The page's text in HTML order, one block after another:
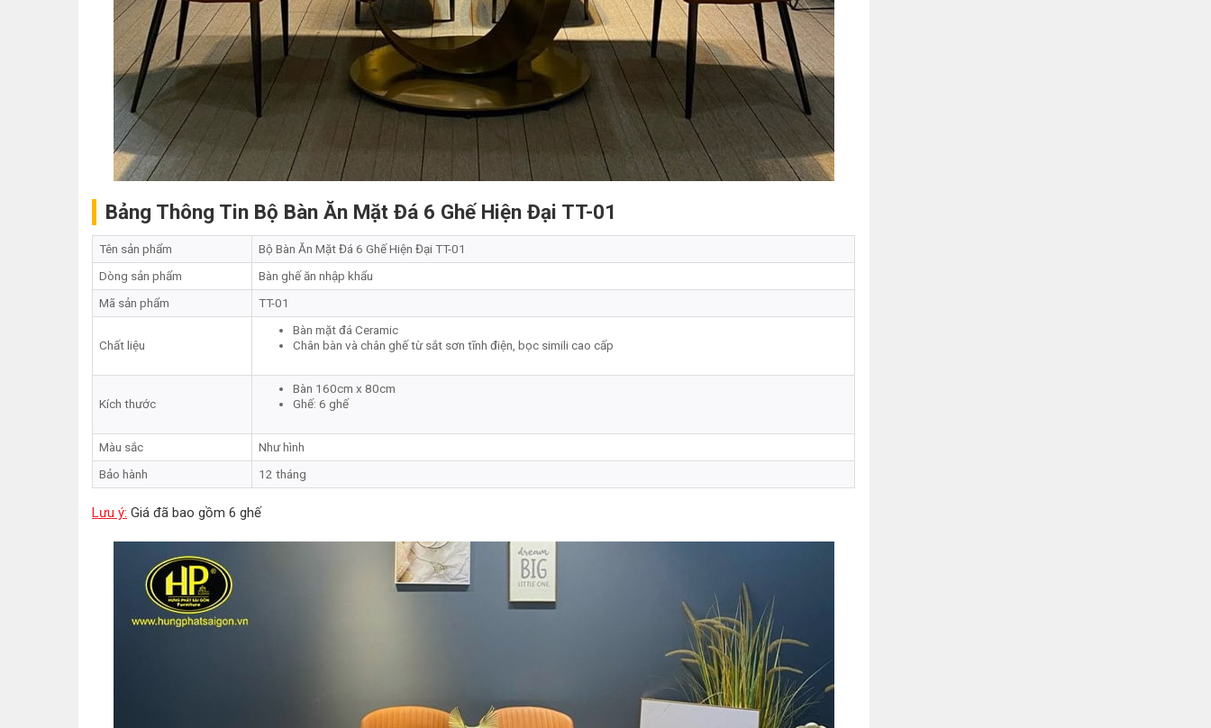
Bảng Thông Tin Bộ Bàn Ăn Mặt Đá 6 Ghế Hiện Đại TT-01
Tên sản phẩm
Bộ Bàn Ăn Mặt Đá 6 Ghế Hiện Đại TT-01
Dòng sản phẩm
Bàn ghế ăn nhập khẩu
Mã sản phẩm
TT-01
Chất liệu
Bàn mặt đá Ceramic
Chân bàn và chân ghế từ sắt sơn tĩnh điện, bọc simili cao cấp
Kích thước
Bàn 160cm x 80cm
Ghế: 6 ghế
Màu sắc
Như hình
Bảo hành
12 tháng
Lưu ý: Giá đã bao gồm 6 ghế